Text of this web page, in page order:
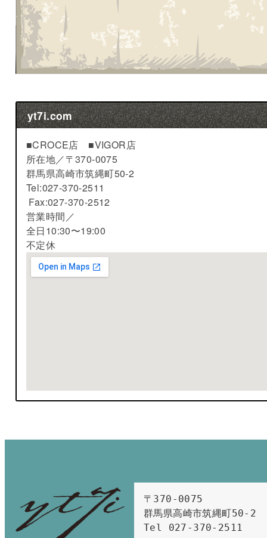
yt7i.com
■CROCE店 ■VIGOR店
所在地／〒370-0075
群馬県高崎市筑縄町50-2
Tel:027-370-2511
Fax:027-370-2512
営業時間／
全日10:30〜19:00
不定休
〒370-0075
群馬県高崎市筑縄町50-2
Tel 027-370-2511